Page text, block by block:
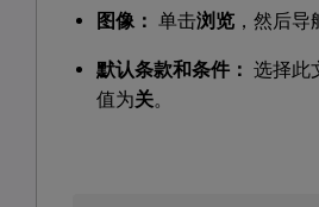
图像： 单击浏览 ，然后
默认条款和条件： 选择此
值为关。